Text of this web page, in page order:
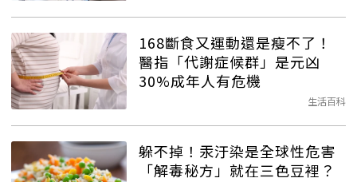
168斷食又運動還是瘦不了！
醫指「代謝症候群」是元凶
30%成年人有危機
生活百科
躲不掉！汞汙染是全球性危害
「解毒秘方」就在三色豆裡？